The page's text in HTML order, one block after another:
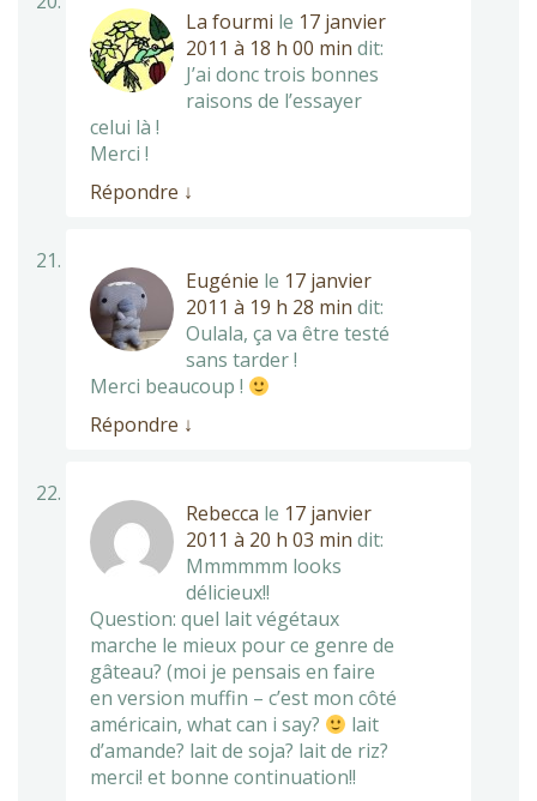
La fourmi le 17 janvier
2011 à 18 h 00 min dit:
J’ai donc trois bonnes
raisons de l’essayer
celui là !
Merci !
Répondre ↓
Eugénie le 17 janvier
2011 à 19 h 28 min dit:
Oulala, ça va être testé
sans tarder !
Merci beaucoup !
Répondre ↓
Rebecca le 17 janvier
2011 à 20 h 03 min dit:
Mmmmmm looks
délicieux!!
Question: quel lait végétaux
marche le mieux pour ce genre de
gâteau? (moi je pensais en faire
en version muffin – c’est mon côté
américain, what can i say?
lait
d’amande? lait de soja? lait de riz?
merci! et bonne continuation!!